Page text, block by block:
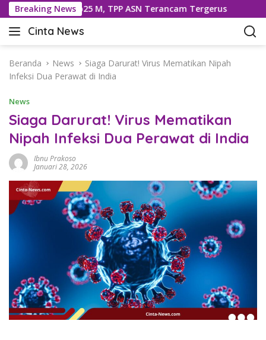
a
Breaking News
Rp25 M, TPP ASN Terancam Tergerus
Cinta News
C
n
t
N
e
w
s
K
a
b
a
i
n
i
,
Beranda News
Siaga Darurat! Virus Mematikan Nipah
Infeksi Dua Perawat di India
News
Siaga Darurat! Virus Mematikan
Nipah Infeksi Dua Perawat di India
Ibnu Prakoso
Januari 28, 2026